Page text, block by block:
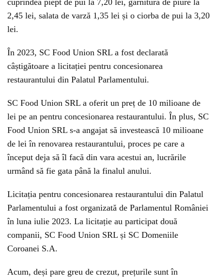
cuprindea piept de pui la 7,20 lei, garnitura de piure la
2,45 lei, salata de varză 1,35 lei și o ciorba de pui la 3,20
lei.
În 2023, SC Food Union SRL a fost declarată
câștigătoare a licitației pentru concesionarea
restaurantului din Palatul Parlamentului.
SC Food Union SRL a oferit un preț de 10 milioane de
lei pe an pentru concesionarea restaurantului. În plus, SC
Food Union SRL s-a angajat să investească 10 milioane
de lei în renovarea restaurantului, proces pe care a
început deja să îl facă din vara acestui an, lucrările
urmând să fie gata până la finalul anului.
Licitația pentru concesionarea restaurantului din Palatul
Parlamentului a fost organizată de Parlamentul României
în luna iulie 2023. La licitație au participat două
companii, SC Food Union SRL și SC Domeniile
Coroanei S.A.
Acum, deși pare greu de crezut, prețurile sunt în